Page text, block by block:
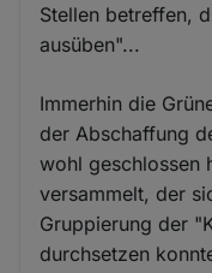
Stellen betreffen,
ausüben"...
Immerhin die
der Abschaffung
wohl geschlossen
versammelt, der
Gruppierung der
durchsetzen